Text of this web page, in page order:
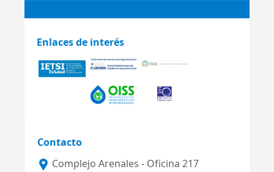
Enlaces de interés
Contacto
Complejo Arenales - Oficina 217